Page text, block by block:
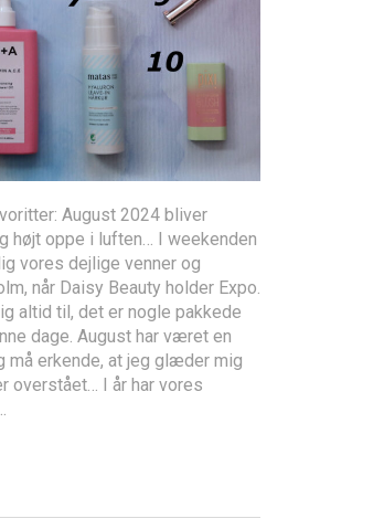
August 2024 bliver
højt oppe i luften… I weekenden
vores dejlige venner og
når Daisy Beauty holder Expo.
altid til, det er nogle pakkede
dage. August har været en
må erkende, at jeg glæder mig
overstået… I år har vores